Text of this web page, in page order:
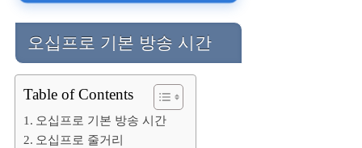
오십프로 기본 방송 시간
Table of Contents
오십프로 기본 방송 시간
오십프로 줄거리